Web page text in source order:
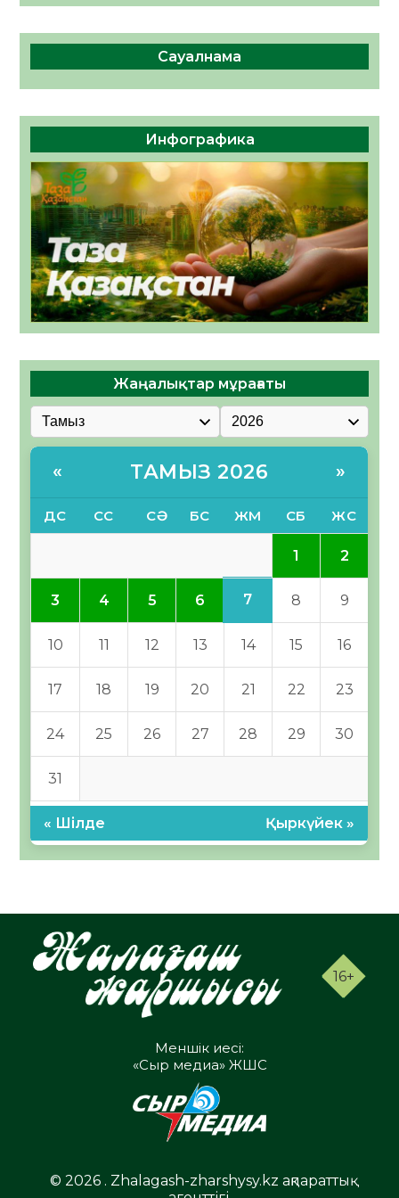
Сауалнама
Инфографика
Жаңалықтар мұрағаты
« ТАМЫЗ 2026 »
ДС СС СӘ БС ЖМ СБ ЖС
1 2
3 4 5 6 7 8 9
10 11 12 13 14 15 16
17 18 19 20 21 22 23
24 25 26 27 28 29 30
31
« Шілде Қыркүйек »
16+
Меншік иесі:
«Сыр медиа» ЖШС
© 2026 . Zhalagash-zharshysy.kz ақпараттық